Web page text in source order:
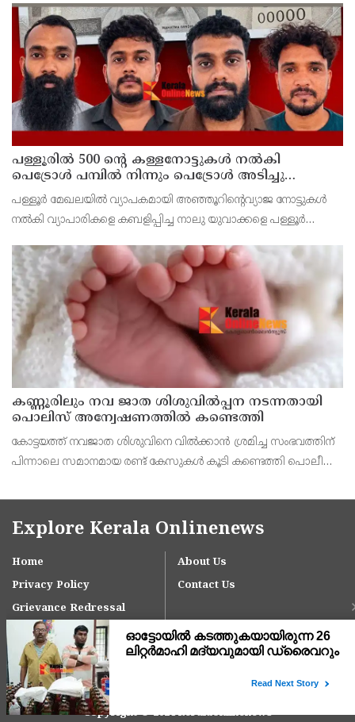
ജില്ലാ മെഡിക്കൽ ഓഫീസ്‌ ഉപരോധിച്ചു.
പള്ളൂരിൽ 500 ൻ്റെ കള്ളനോട്ടുകൾ നൽകി
പെട്രോൾ പമ്പിൽ നിന്നും പെട്രോൾ അടിച്ചു
കബളിപ്പിച്ച 4 പേർ അറസ്റ്റിൽ
പള്ളൂർ മേഖലയിൽ വ്യാപകമായി അഞ്ഞൂറിൻ്റെവ്യാജ നോട്ടുകൾ
നൽകി വ്യാപാരികളെ കബളിപ്പിച്ച നാലു യുവാക്കളെ പള്ളൂർ
(27) അക്ഷയ് (29) തൂണേരി സ്വദേശി രജിത്ത് (
കണ്ണൂരിലും നവ ജാത ശിശുവിൽപ്പന നടന്നതായി
പൊലിസ് അന്വേഷണത്തിൽ കണ്ടെത്തി
കോട്ടയത്ത് നവജാത ശിശുവിനെ വിൽക്കാൻ ശ്രമിച്ച സംഭവത്തിന്
പിന്നാലെ സമാനമായ രണ്ട് കേസുകൾ കൂടി കണ്ടെത്തി പൊലീസ്.
കൊല്ലത്താണെന്ന് പൊലീസ് കണ്ടെത്തി. മറ്റൊര
Explore Kerala Onlinenews
Home
About Us
Privacy Policy
Contact Us
Grievance Redressal
Copyright © 2024 keralaonlinenews